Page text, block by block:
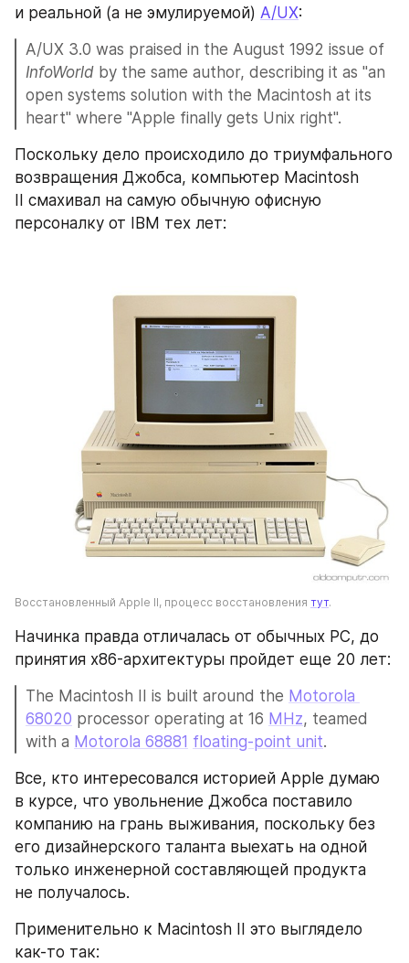
и реальной (а не эмулируемой) A/UX:
InfoWorld by the same author, describing it as "an
open systems solution with the Macintosh at its
heart" where "Apple finally gets Unix right".
Поскольку дело происходило до триумфального
возвращения Джобса, компьютер Macintosh
II смахивал на самую обычную офисную
персоналку от IBM тех лет:
Восстановленный Apple II, процесс восстановления тут.
Начинка правда отличалась от обычных PC, до
принятия x86-архитектуры пройдет еще 20 лет:
The Macintosh II is built around the Motorola
68020 processor operating at 16 MHz, teamed
with a Motorola 68881 floating-point unit.
Все, кто интересовался историей Apple думаю
в курсе, что увольнение Джобса поставило
компанию на грань выживания, поскольку без
его дизайнерского таланта выехать на одной
только инженерной составляющей продукта
не получалось.
Применительно к Macintosh II это выглядело
как-то так: